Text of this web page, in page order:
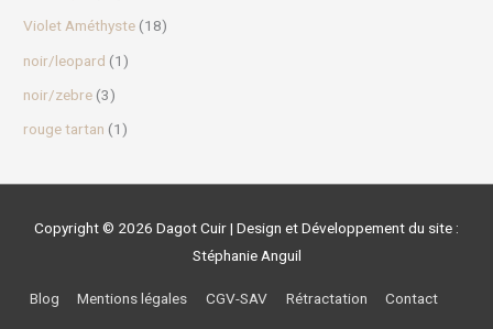
Violet Améthyste (18)
noir/leopard (1)
noir/zebre (3)
rouge tartan (1)
Copyright © 2026 Dagot Cuir| Design et Développement du site :
Stéphanie Anguil
Blog Mentions légales CGV-SAV Rétractation Contact